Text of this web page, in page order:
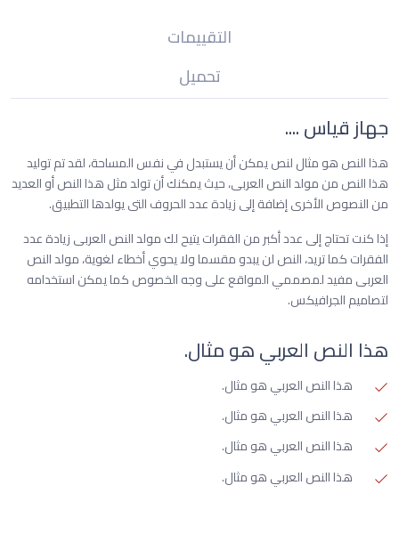
التقييمات
تحميل
جهاز قياس ....
هذا النص هو مثال لنص يمكن أن يستبدل في نفس المساحة، لقد تم توليد
هذا النص من مولد النص العربى، حيث يمكنك أن تولد مثل هذا النص أو العديد
من النصوص الأخرى إضافة إلى زيادة عدد الحروف التى يولدها التطبيق.
إذا كنت تحتاج إلى عدد أكبر من الفقرات يتيح لك مولد النص العربى زيادة عدد
الفقرات كما تريد، النص لن يبدو مقسما ولا يحوي أخطاء لغوية، مولد النص
العربى مفيد لمصممي المواقع على وجه الخصوص كما يمكن استخدامه
لتصاميم الجرافيكس.
هذا النص العربي هو مثال.
هذا النص العربي هو مثال.
هذا النص العربي هو مثال.
هذا النص العربي هو مثال.
هذا النص العربي هو مثال.